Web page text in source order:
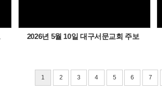
2026년 5월 10일 대구서문교회 주보
1 2 3 4 5 6 7